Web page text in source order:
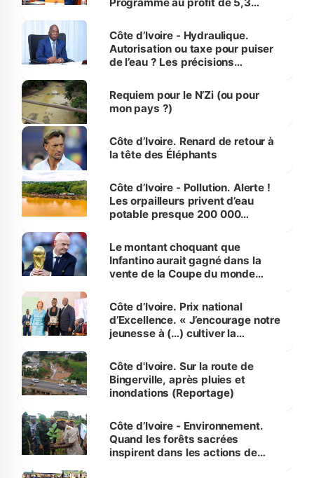
Côte d’Ivoire - Hydraulique.
Autorisation ou taxe pour puiser
de l’eau ? Les précisions
Requiem pour le N’Zi (ou pour
mon pays ?)
Côte d’Ivoire. Renard de retour à
la tête des Éléphants
Côte d’Ivoire - Pollution. Alerte !
Les orpailleurs privent d’eau
potable presque 200 000
Le montant choquant que
Infantino aurait gagné dans la
vente de la Coupe du monde
Côte d’Ivoire. Prix national
d’Excellence. « J’encourage notre
jeunesse à (…) cultiver la
(Alassane Ouattara
Côte d'Ivoire. Sur la route de
Bingerville, après pluies et
inondations (Reportage)
Côte d’Ivoire - Environnement.
Quand les forêts sacrées
inspirent dans les actions de